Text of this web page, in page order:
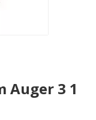
Auger 3 1